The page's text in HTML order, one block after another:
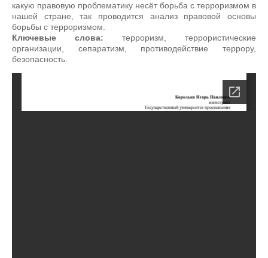
какую правовую проблематику несёт борьба с терроризмом в
нашей стране, так проводится анализ правовой основы
борьбы с терроризмом.
Ключевые слова: терроризм, террористические
организации, сепаратизм, противодействие террору,
безопасность.